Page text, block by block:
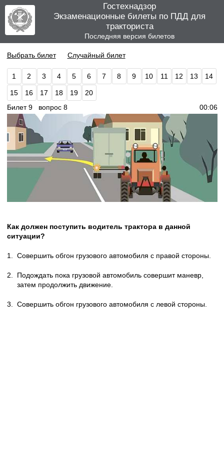
Гостехнадзор
Экзаменационные билеты по ПДД для
тракториста
Последняя версия билетов
Выбрать билет Случайный билет
1 2 3 4 5 6 7 8 9 10 11 12 13 14
15 16 17 18 19
20
Билет 9 вопрос 8
00:06
Как должен поступить водитель трактора в данной
ситуации?
1. Совершить обгон грузового автомобиля с правой стороны.
2.
Подождать пока грузовой автомобиль совершит маневр,
затем продолжить движение.
3. Совершить обгон грузового автомобиля с левой стороны.